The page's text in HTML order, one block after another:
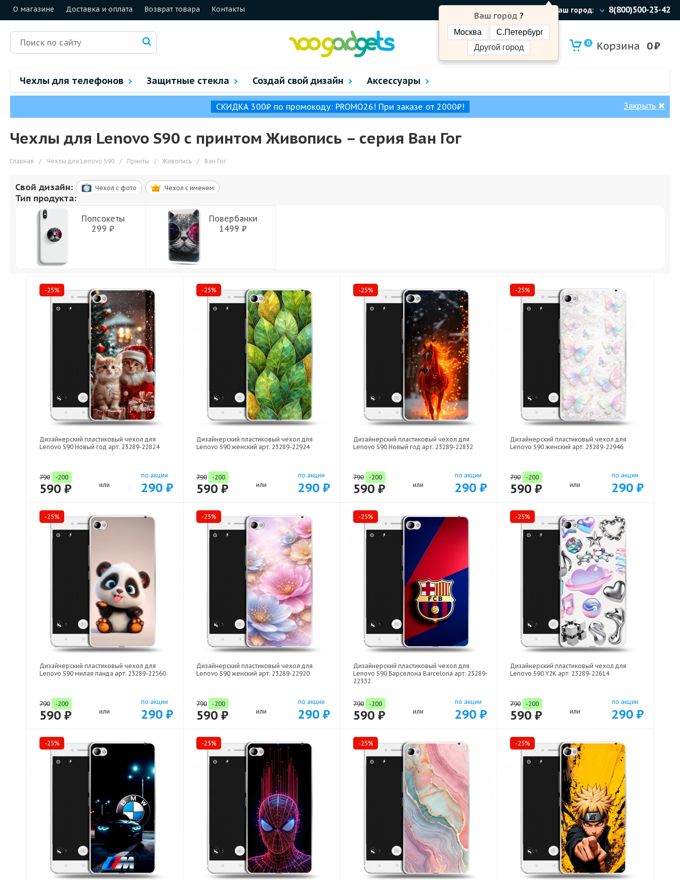
О магазине Доставка и оплата Возврат товара Контакты Ваш город:
Ваш город ?
Москва
С.Петербург
Другой город
8(800)500-23-42
0 Корзина 0₽
Чехлы для телефонов Защитные стекла Создай свой дизайн Аксессуары
СКИДКА 300₽ по промокоду: PROMO26! При заказе от 2000₽! Закрыть ✖
Чехлы для Lenovo S90 с принтом Живопись – cерия Ван Гог
Главная / Чехлы для Lenovo S90 / Принты / Живопись / Ван Гог
Свой дизайн: Чехол c фото Чехол c именем
Тип продукта:
Попсокеты
299 ₽
Повербанки
1499 ₽
-25%
Дизайнерский пластиковый чехол для
Lenovo S90 Новый год арт: 23289-22824
790 -200
590 ₽ или
по акции
290 ₽
-25%
Дизайнерский пластиковый чехол для
Lenovo S90 женский арт: 23289-22924
790 -200
590 ₽ или
по акции
290 ₽
-25%
Дизайнерский пластиковый чехол для
Lenovo S90 Новый год арт: 23289-22832
790 -200
590 ₽ или
по акции
290 ₽
-25%
Дизайнерский пластиковый чехол для
Lenovo S90 женский арт: 23289-22946
790 -200
590 ₽ или
по акции
290 ₽
-25%
Дизайнерский пластиковый чехол для
Lenovo S90 милая панда арт: 23289-22560
790 -200
590 ₽ или
по акции
290 ₽
-25%
Дизайнерский пластиковый чехол для
Lenovo S90 женский арт: 23289-22920
790 -200
590 ₽ или
по акции
290 ₽
-25%
Дизайнерский пластиковый чехол для
Lenovo S90 Барселона Barcelona арт: 23289-
22332
790 -200
590 ₽ или
по акции
290 ₽
-25%
Дизайнерский пластиковый чехол для
Lenovo S90 Y2K арт: 23289-22614
790 -200
590 ₽ или
по акции
290 ₽
-25% -25% -25% -25%